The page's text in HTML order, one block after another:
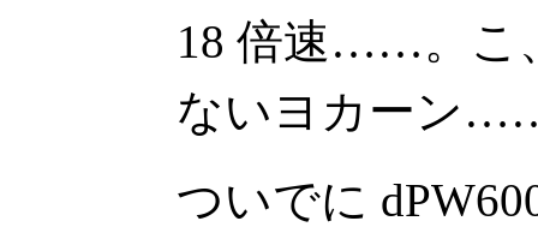
18 倍速……。こ
ないヨカーン
ついでに